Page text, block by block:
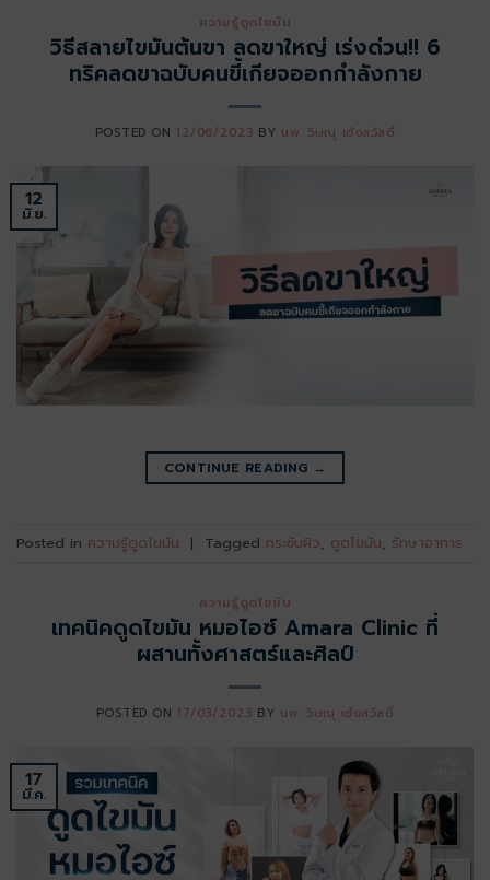
ความรู้ดูดไขมัน
วิธีสลายไขมันต้นขา ลดขาใหญ่ เร่งด่วน!! 6
ทริคลดขาฉบับคนขี้เกียจออกกำลังกาย
POSTED ON 12/06/2023 BY นพ. วิษณุ เฮ้งสวัสดิ์
12
มิ.ย.
CONTINUE READING →
Posted in ความรู้ดูดไขมัน | Tagged กระชับผิว ดูดไขมัน รักษาอาการ
ความรู้ดูดไขมัน
เทคนิคดูดไขมัน หมอไอซ์ Amara Clinic ที่
ผสานทั้งศาสตร์และศิลป์
POSTED ON 17/03/2023 BY นพ. วิษณุ เฮ้งสวัสดิ์
17
มี.ค.